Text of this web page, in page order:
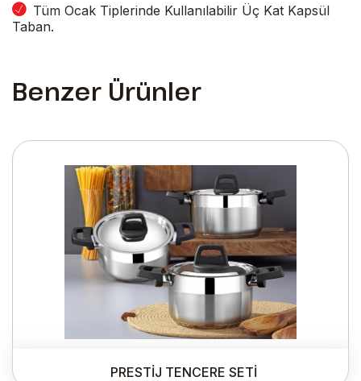
Tüm Ocak Tiplerinde Kullanılabilir Üç Kat Kapsül
Taban.
Benzer Ürünler
PRESTİJ TENCERE SETİ